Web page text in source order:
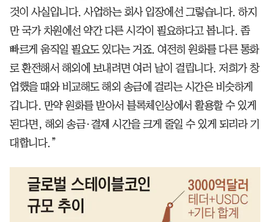
것이 사실입니다. 사업하는 회사 입장에선 그렇습니다. 하지
만 국가 차원에선 약간 다른 시각이 필요하다고 봅니다. 좀
빠르게 움직일 필요도 있다는 거죠. 여전히 원화를 다른 통화
로 환전해서 해외에 보내려면 여러 날이 걸립니다. 저희가 창
업했을 때와 비교해도 해외 송금에 걸리는 시간은 비슷하게
깁니다. 만약 원화를 받아서 블록체인상에서 활용할 수 있게
된다면, 해외 송금·결제 시간을 크게 줄일 수 있게 되리라 기
대합니다.”